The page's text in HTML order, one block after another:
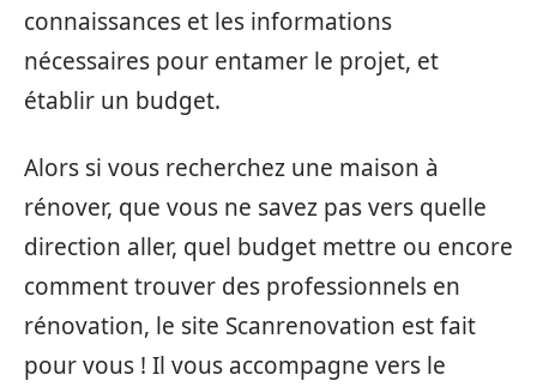
connaissances et les informations
nécessaires pour entamer le projet, et
établir un budget.
Alors si vous recherchez une maison à
rénover, que vous ne savez pas vers quelle
direction aller, quel budget mettre ou encore
comment trouver des professionnels en
rénovation, le site Scanrenovation est fait
pour vous ! Il vous accompagne vers le